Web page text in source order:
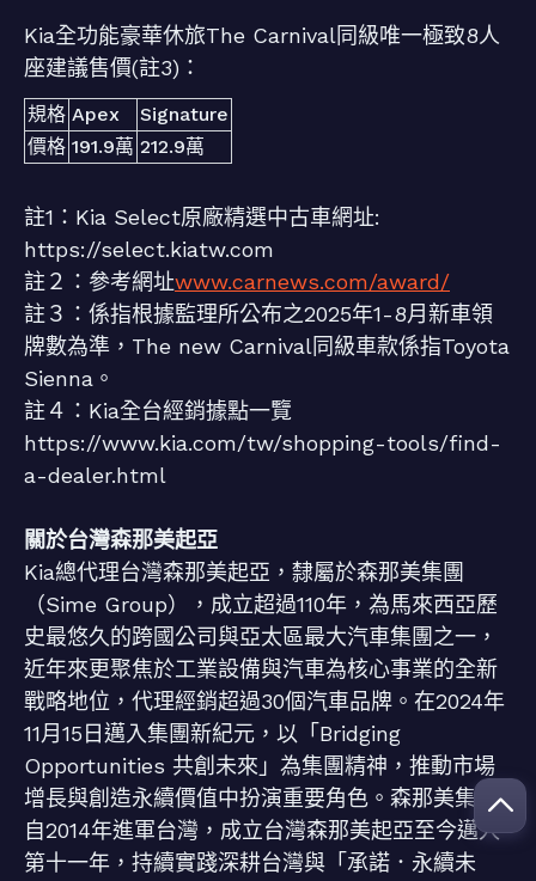
Kia全功能豪華休旅The Carnival同級唯一極致8人
座建議售價(註3)：
規格 Apex
Signature
價格 191.9萬 212.9萬
註1：Kia Select原廠精選中古車網址:
https://select.kiatw.com
註２：參考網址www.carnews.com/award/
註３：係指根據監理所公布之2025年1-8月新車領
牌數為準，The new Carnival同級車款係指Toyota
Sienna。
註４：Kia全台經銷據點一覽
https://www.kia.com/tw/shopping-tools/find-
a-dealer.html
關於台灣森那美起亞
Kia總代理台灣森那美起亞，隸屬於森那美集團
（Sime Group），成立超過110年，為馬來西亞歷
史最悠久的跨國公司與亞太區最大汽車集團之一，
近年來更聚焦於工業設備與汽車為核心事業的全新
戰略地位，代理經銷超過30個汽車品牌。在2024年
11月15日邁入集團新紀元，以「Bridging
Opportunities 共創未來」為集團精神，推動市場
增長與創造永續價值中扮演重要角色。森那美集團
自2014年進軍台灣，成立台灣森那美起亞至今邁入
第十一年，持續實踐深耕台灣與「承諾．永續未